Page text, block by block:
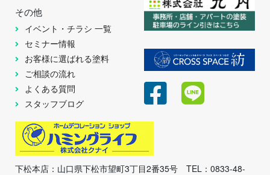
その他
イベント・チラシ 一覧
セミナー情報
お客様に選ばれる塗料
ご相談の流れ
よくある質問
スタッフブログ
下松本店：山口県下松市望町3丁目2番35号 TEL：0833-48-